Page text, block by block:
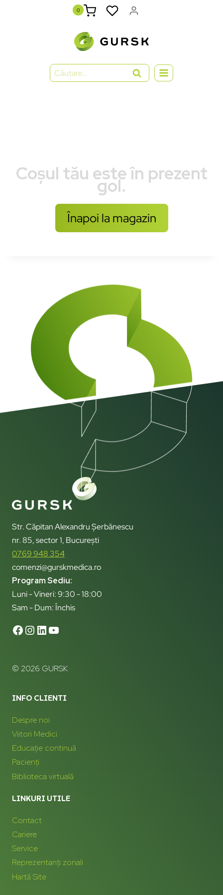
0
Coșul tău este în prezent
gol.
Înapoi la magazin
Str. Căpitan Alexandru Șerbănescu
nr. 85, sector 1, București
0769 948 354
comenzi@gurskmedica.ro
Program Sediu:
Luni - Vineri: 9:30 - 18:00
Sam - Dum: Închis
© 2026 GURSK
INFO CLIENTI
Despre noi
Viitori Medici
Educație continuă
Pacienți
Biblioteca virtuală
LINKURI UTILE
Contact
Cariere
Service
Reprezentanți zonali
Hartă Site